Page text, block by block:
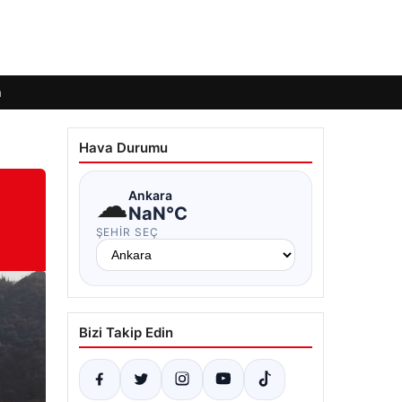
Hava Durumu
☁Ankara
NaN°C
ŞEHIR SEÇ
Bizi Takip Edin